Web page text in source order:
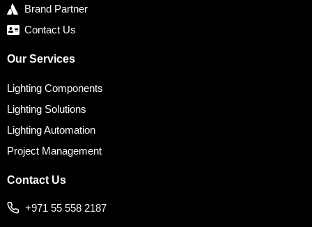
Brand Partner
Contact Us
Our Services
Lighting Components
Lighting Solutions
Lighting Automation
Project Management
Contact Us
+971 55 558 2187